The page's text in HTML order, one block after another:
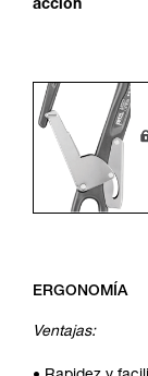
acción
ERGONOMÍA
Ventajas: